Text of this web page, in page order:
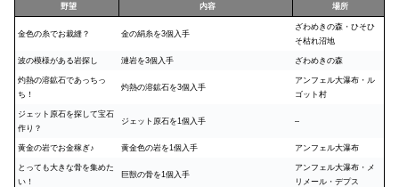
野望 内容 場所
金色の糸でお裁縫？ 金の絹糸を3個入手
ざわめきの森・ひそひ
そ枯れ沼地
波の模様がある岩探し 漣岩を3個入手 ざわめきの森
灼熱の溶鉱石であっちっ
ち！
灼熱の溶鉱石を3個入手
アンフェル大瀑布・ル
ゴット村
ジェット原石を探して宝石
作り？
ジェット原石を1個入手 –
黄金の岩でお金稼ぎ♪ 黄金色の岩を1個入手 アンフェル大瀑布
とっても大きな骨を集めた
い！
巨獣の骨を1個入手
アンフェル大瀑布・メ
リメール・デプス